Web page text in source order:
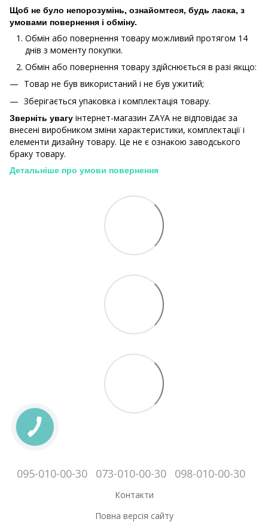
Щоб не було непорозумінь, ознайомтеся, будь ласка, з
умовами повернення і обміну.
Обмін або повернення товару можливий протягом 14
днів з моменту покупки.
Обмiн або повернення товару здійснюється в разі якщо:
Товар не був використаний і не був ужитий;
Зберiгається упаковка і комплектація товару.
Зверніть увагу інтернет-магазин ZAYA не відповідає за
внесені виробником зміни характеристики, комплектації і
елементи дизайну товару. Це не є ознакою заводського
браку товару.
Детальніше про умови повернення
095-010-00-30 073-010-00-30 098-010-00-30
Контакти
Повна версія сайту